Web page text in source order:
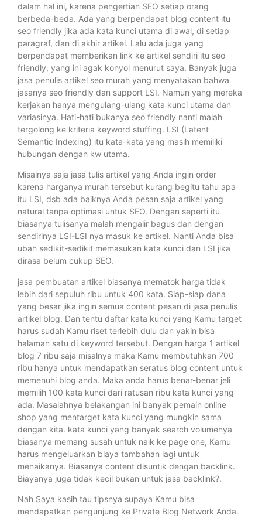
dalam hal ini, karena pengertian SEO setiap orang
berbeda-beda. Ada yang berpendapat blog content itu
seo friendly jika ada kata kunci utama di awal, di setiap
paragraf, dan di akhir artikel. Lalu ada juga yang
berpendapat memberikan link ke artikel sendiri itu seo
friendly, yang ini agak konyol menurut saya. Banyak juga
jasa penulis artikel seo murah yang menyatakan bahwa
jasanya seo friendly dan support LSI. Namun yang mereka
kerjakan hanya mengulang-ulang kata kunci utama dan
variasinya. Hati-hati bukanya seo friendly nanti malah
tergolong ke kriteria keyword stuffing. LSI (Latent
Semantic Indexing) itu kata-kata yang masih memiliki
hubungan dengan kw utama.
Misalnya saja jasa tulis artikel yang Anda ingin order
karena harganya murah tersebut kurang begitu tahu apa
itu LSI, dsb ada baiknya Anda pesan saja artikel yang
natural tanpa optimasi untuk SEO. Dengan seperti itu
biasanya tulisanya malah mengalir bagus dan dengan
sendirinya LSI-LSI nya masuk ke artikel. Nanti Anda bisa
ubah sedikit-sedikit memasukan kata kunci dan LSI jika
dirasa belum cukup SEO.
jasa pembuatan artikel biasanya mematok harga tidak
lebih dari sepuluh ribu untuk 400 kata. Siap-siap dana
yang besar jika ingin semua content pesan di jasa penulis
artikel blog. Dan tentu daftar kata kunci yang Kamu target
harus sudah Kamu riset terlebih dulu dan yakin bisa
halaman satu di keyword tersebut. Dengan harga 1 artikel
blog 7 ribu saja misalnya maka Kamu membutuhkan 700
ribu hanya untuk mendapatkan seratus blog content untuk
memenuhi blog anda. Maka anda harus benar-benar jeli
memilih 100 kata kunci dari ratusan ribu kata kunci yang
ada. Masalahnya belakangan ini banyak pemain online
shop yang mentarget kata kunci yang mungkin sama
dengan kita. kata kunci yang banyak search volumenya
biasanya memang susah untuk naik ke page one, Kamu
harus mengeluarkan biaya tambahan lagi untuk
menaikanya. Biasanya content disuntik dengan backlink.
Biayanya juga tidak kecil bukan untuk jasa backlink?.
Nah Saya kasih tau tipsnya supaya Kamu bisa
mendapatkan pengunjung ke Private Blog Network Anda.